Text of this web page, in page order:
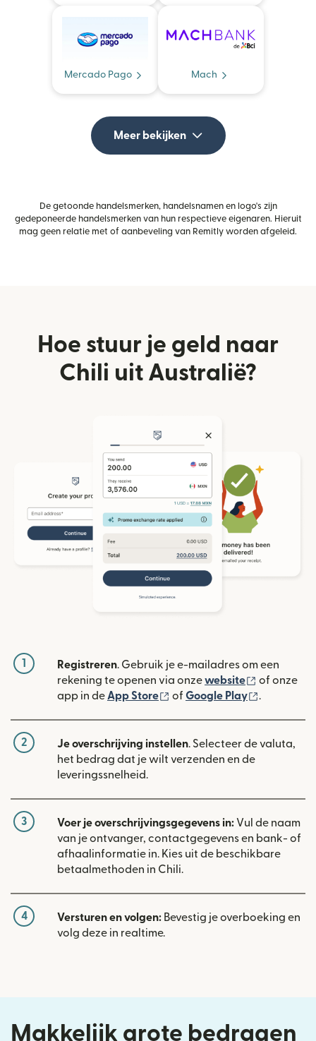
Mercado Pago Mach
Meer bekijken
De getoonde handelsmerken, handelsnamen en logo's zijn
gedeponeerde handelsmerken van hun respectieve eigenaren. Hieruit
mag geen relatie met of aanbeveling van Remitly worden afgeleid.
Hoe stuur je geld naar
Chili uit Australië?
1 Registreren. Gebruik je e-mailadres om een
rekening te openen via onzewebsite (wordt
of onze
app in de App Store (wordt geopend in een
of Google Play .
2 Je overschrijving instellen. Selecteer de valuta,
het bedrag dat je wilt verzenden en de
leveringssnelheid.
3 Voer je overschrijvingsgegevens in: Vul de naam
van je ontvanger, contactgegevens en bank- of
afhaalinformatie in. Kies uit de beschikbare
betaalmethoden in Chili.
4 Versturen en volgen: Bevestig je overboeking en
volg deze in realtime.
Makkelijk grote bedragen